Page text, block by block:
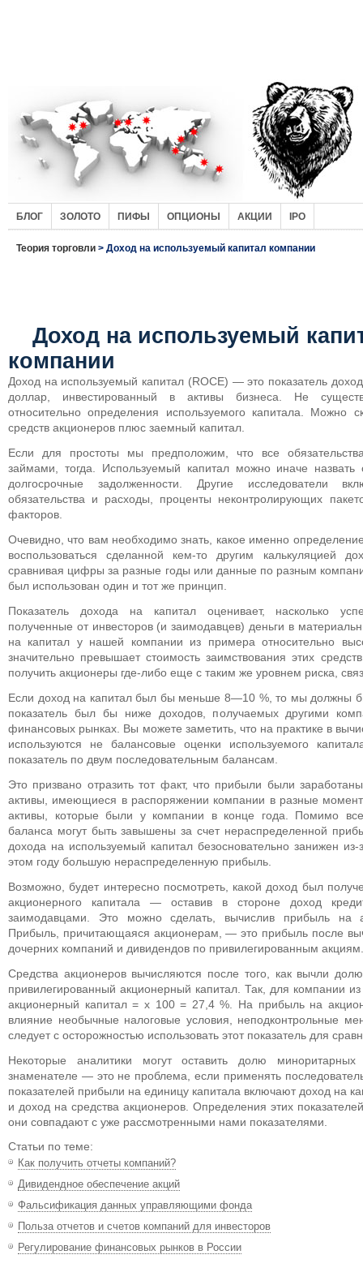
БЛОГ ЗОЛОТО ПИФЫ ОПЦИОНЫ АКЦИИ IPO
Теория торговли > Доход на используемый капитал компании
Доход на используемый
компании
Доход на используемый капитал (ROCE) — это показатель
доллар, инвестированный в активы бизнеса.
Не
относительно определения используемого капитала. Можно
средств акционеров плюс заемный капитал.
Если для простоты мы предположим, что все
займами, тогда. Используемый капитал можно иначе назвать
долгосрочные задолженности. Другие исследователи
обязательства и расходы, проценты неконтролирующих
факторов.
Очевидно, что вам необходимо знать, какое именно
воспользоваться сделанной кем-то другим калькуляцией
сравнивая цифры за разные годы или данные по разным
был использован один и тот же принцип.
Показатель дохода на капитал оценивает, насколько
полученные от инвесторов (и заимодавцев) деньги в
на капитал у нашей компании из примера относительно
значительно превышает стоимость заимствования этих
получить акционеры где-либо еще с таким же уровнем риска,
Если доход на капитал был бы меньше 8—10 %, то мы должны
показатель был бы ниже доходов, получаемых другими
финансовых рынках. Вы можете заметить, что на практике в
используются не балансовые оценки используемого
показатель по двум последовательным балансам.
Это призвано отразить тот факт, что прибыли были
активы, имеющиеся в распоряжении компании в разные
активы, которые были у компании в конце года. Помимо
баланса могут быть завышены за счет нераспределенной
дохода на используемый капитал безосновательно занижен
этом году большую нераспределенную прибыль.
Возможно, будет интересно посмотреть, какой доход был
акционерного капитала — оставив в стороне доход
заимодавцами. Это можно сделать, вычислив прибыль на
Прибыль, причитающаяся акционерам, — это прибыль после
дочерних компаний и дивидендов по привилегированным акциям.
Средства акционеров вычисляются после того, как вычли
привилегированный акционерный капитал. Так, для компании
акционерный капитал = х 100 = 27,4 %. На прибыль на
влияние необычные налоговые условия, неподконтрольные
следует с осторожностью использовать этот показатель для
Некоторые аналитики могут оставить долю
знаменателе — это не проблема, если применять
показателей прибыли на единицу капитала включают доход на
и доход на средства акционеров. Определения этих
они совпадают с уже рассмотренными нами показателями.
Статьи по теме:
Как получить отчеты компаний?
Дивидендное обеспечение акций
Фальсификация данных управляющими фонда
Польза отчетов и счетов компаний для инвесторов
Регулирование финансовых рынков в России